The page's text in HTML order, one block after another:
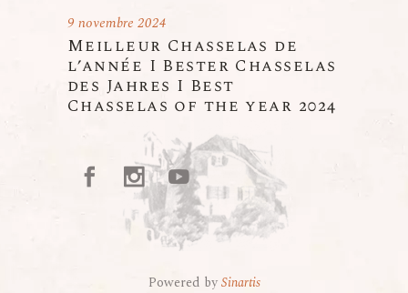
Meilleur Chasselas de
l’année I Bester Chasselas
des Jahres I Best
Chasselas of the year 2024
9 novembre 2024
Powered bySinartis